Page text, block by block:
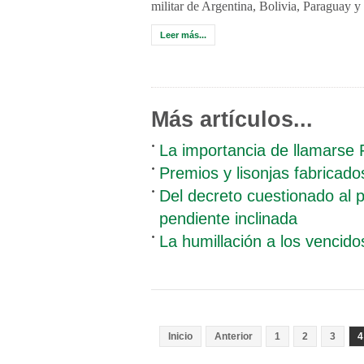
militar de Argentina, Bolivia, Paraguay y
Leer más...
Más artículos...
La importancia de llamarse
Premios y lisonjas
Del decreto cuestionado al
pendiente inclinada
La humillación a los
Inicio Anterior 1 2 3 4